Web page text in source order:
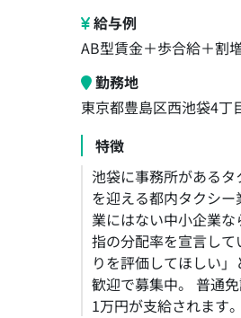
給与例
AB型賃金＋歩合給＋割
勤務地
東京都豊島区西池袋4丁
特徴
池袋に事務所がある
を迎える都内タクシ
業にはない中小企業
指の分配率を宣言し
りを評価してほしい
歓迎で募集中。 普通
1万円が支給されます。